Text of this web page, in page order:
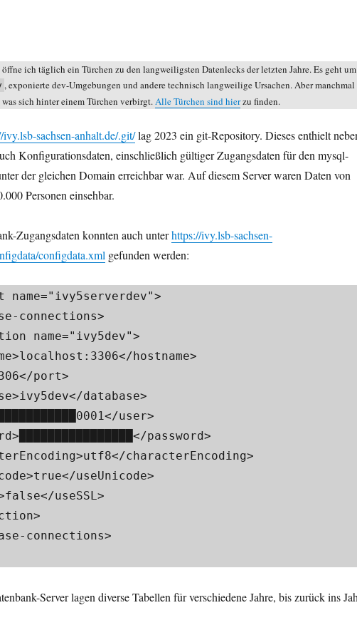
ich täglich ein Türchen zu den langweiligsten Datenlecks der letzten Jahre. Es geht um
, exponierte dev-Umgebungen und andere technisch langweilige Ursachen. Aber manchmal
sich hinter einem Türchen verbirgt.Alle Türchen sind hierzu finden.
ivy.lsb-sachsen-anhalt.de/.git/lag 2023 ein git-Repository. Dieses enthielt
Konfigurationsdaten, einschließlich gültiger Zugangsdaten für den mysql-
der gleichen Domain erreichbar war. Auf diesem Server waren Daten von
Personen einsehbar.
Zugangsdaten konnten auch unterhttps://ivy.lsb-sachsen-
configdata.xml gefunden werden:
name="ivy5serverdev">
connections>
name="ivy5dev">
hostname>
port>
database>
user>
password>
characterEncoding>
useUnicode>
useSSL>
connections>
Server lagen diverse Tabellen für verschiedene Jahre, bis zurück ins